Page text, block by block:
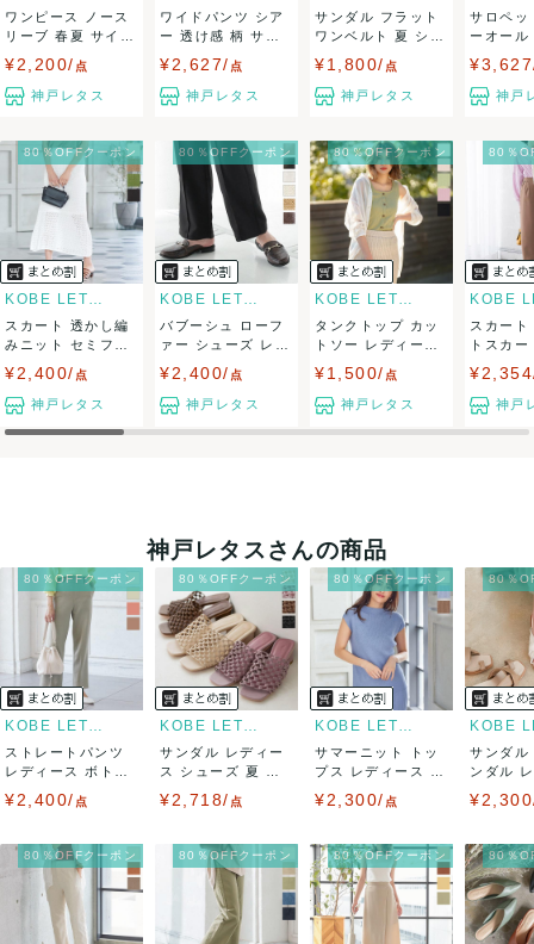
出荷
送料： (見込み)
送料表を確認する
こちらの出品者の商品を ¥20,000以上注文の場合送料無料に
出荷目安：3営業日以内
大阪府から出荷
ワンピース ノース
リーブ 春夏 サイド
¥2,200/ 点
神戸レタス
ワイドパンツ シア
ー 透け感 柄 サイ
¥2,627/ 点
神戸レタス
サンダル フラット
ワンベルト 夏 シュ
¥1,800/ 点
神戸レタス
サロペッ
ーオール
神戸
80％OFFクーポン
KOBE LETTUCE
スカート 透かし編
みニット セミフレ
ア ロング 膝...
¥2,400/ 点
神戸レタス
80％OFFクーポン
KOBE LETTUCE
バブーシュ ローフ
ァー シューズ レデ
ィース フラ...
¥2,400/ 点
神戸レタス
80％OFFクーポン
KOBE LETTUCE
タンクトップ カッ
トソー レディース
トップス ノ...
¥1,500/ 点
神戸レタス
80％
スカート
トスカ
ース ボ
神戸
神戸レタスさんの商品
80％OFFクーポン
KOBE LETTUCE
ストレートパンツ
レディース ボトム
¥2,400/ 点
80％OFFクーポン
KOBE LETTUCE
サンダル レディー
ス シューズ 夏 メ
¥2,718/ 点
80％OFFクーポン
KOBE LETTUCE
サマーニット トッ
プス レディース 夏
¥2,300/ 点
80％
サンダル
ンダル
80％OFFクーポン 80％OFFクーポン 80％OFFクーポン 80％